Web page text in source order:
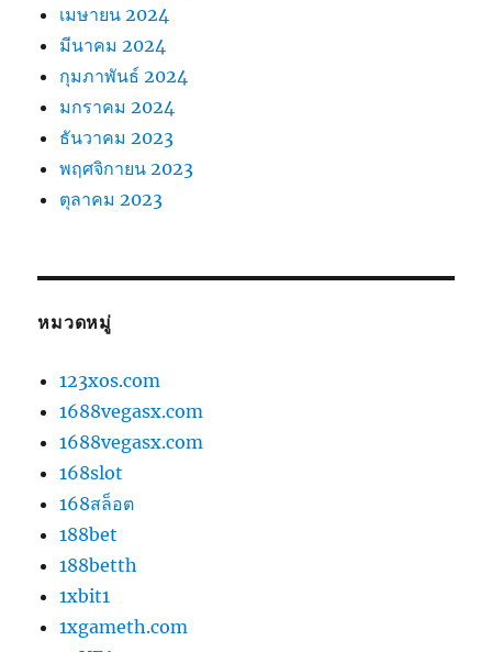
เมษายน 2024
มีนาคม 2024
กุมภาพันธ์ 2024
มกราคม 2024
ธันวาคม 2023
พฤศจิกายน 2023
ตุลาคม 2023
หมวดหมู่
123xos.com
1688vegasx.com
1688vegasx.com
168slot
168สล็อต
188bet
188betth
1xbit1
1xgameth.com